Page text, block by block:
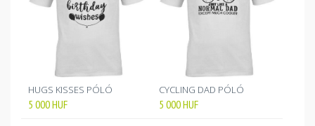
HUGS KISSES PÓLÓ
5 000HUF
CYCLING DAD PÓLÓ
5 000HUF